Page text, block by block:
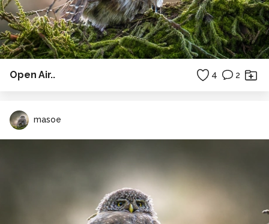
Open Air.. 4 2
masoe